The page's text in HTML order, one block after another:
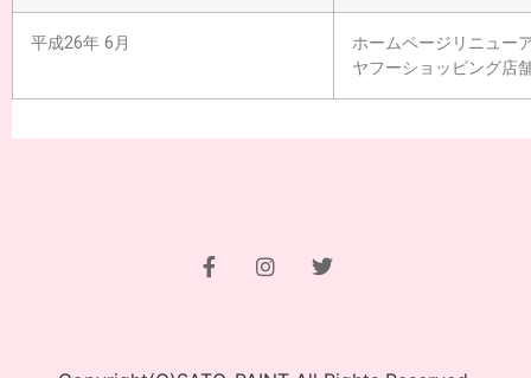
平成26年 6月
ホームページリニュー
ヤフーショッピング店